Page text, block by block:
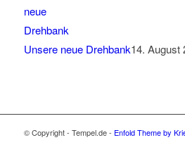
Unsere neue Drehbank14. August
© Copyright - Tempel.de - Enfold Theme by